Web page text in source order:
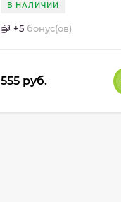
В НАЛИЧИИ
+5 бонус(ов)
555 руб.